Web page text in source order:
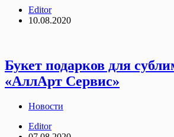
Editor
10.08.2020
Букет подарков для
«АллАрт Сервис»
Новости
Editor